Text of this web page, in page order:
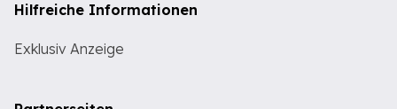
Hilfreiche Informationen
Exklusiv Anzeige